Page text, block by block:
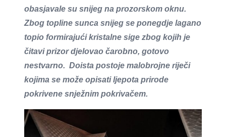
obasjavale su snijeg na prozorskom oknu.
Zbog topline sunca snijeg se ponegdje lagano
topio formirajući kristalne sige zbog kojih je
čitavi prizor djelovao čarobno, gotovo
nestvarno. Doista postoje malobrojne riječi
kojima se može opisati ljepota prirode
pokrivene snježnim pokrivačem.